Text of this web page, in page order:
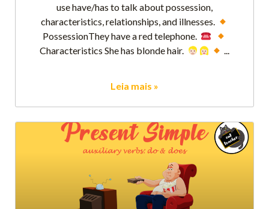
use have/has to talk about possession,
characteristics, relationships, and illnesses.
PossessionThey have a red telephone.
Characteristics She has blonde hair.
Leia mais »